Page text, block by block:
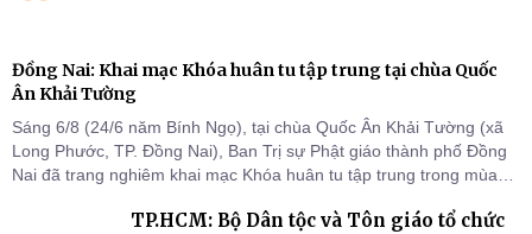
Đồng Nai: Khai mạc Khóa huân tu tập trung tại chùa Quốc
Ân Khải Tường
Sáng 6/8 (24/6 năm Bính Ngọ), tại chùa Quốc Ân Khải Tường (xã
Long Phước, TP. Đồng Nai), Ban Trị sự Phật giáo thành phố Đồng
Nai đã trang nghiêm khai mạc Khóa huân tu tập trung trong mùa
chỗ khu vực VII, VIII và trường hạ chùa Quốc Ân Khải Tường.
TP.HCM: Bộ Dân tộc và Tôn giáo tổ chức